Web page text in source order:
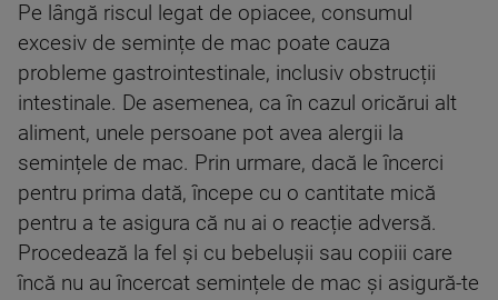
Pe lângă riscul legat de opiacee, consumul
excesiv de semințe de mac poate cauza
probleme gastrointestinale, inclusiv obstrucții
intestinale. De asemenea, ca în cazul oricărui alt
aliment, unele persoane pot avea alergii la
semințele de mac. Prin urmare, dacă le încerci
pentru prima dată, începe cu o cantitate mică
pentru a te asigura că nu ai o reacție adversă.
Procedează la fel și cu bebelușii sau copiii care
încă nu au încercat semințele de mac și asigură-te